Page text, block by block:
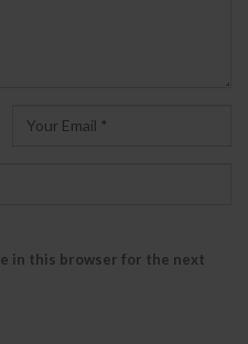
in this browser for the next